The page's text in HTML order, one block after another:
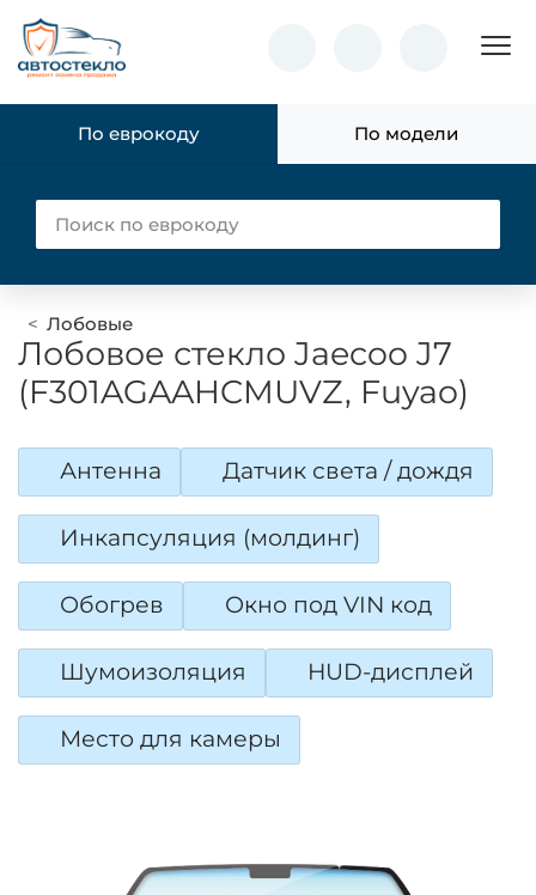
По еврокоду По модели
Лобовые
Лобовое стекло Jaecoo J7
(F301AGAAHCMUVZ, Fuyao)
Антенна Датчик света / дождя
Инкапсуляция (молдинг)
Обогрев Окно под VIN код
Шумоизоляция HUD-дисплей
Место для камеры